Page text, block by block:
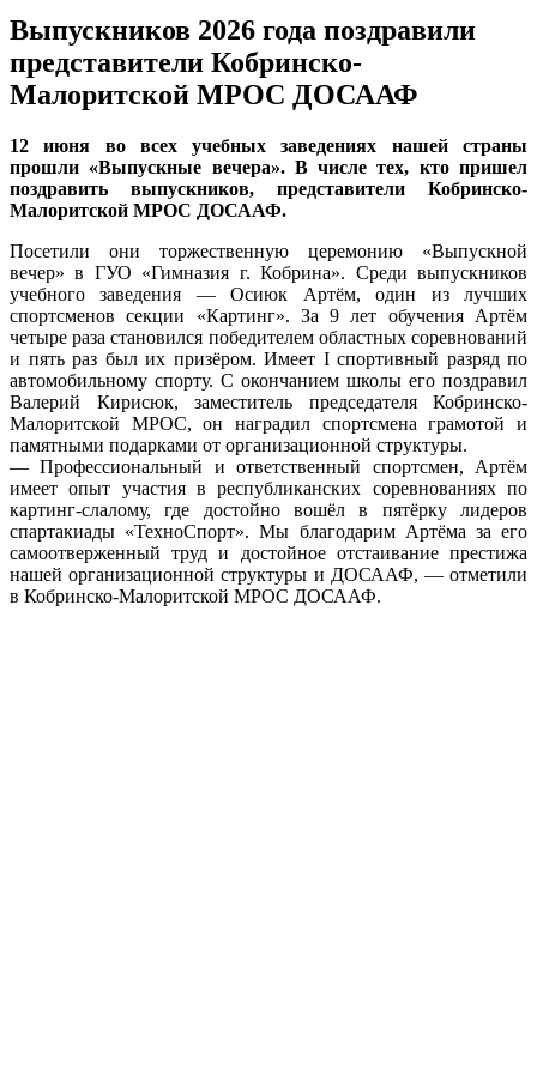
Выпускников 2026 года поздравили
представители Кобринско-
Малоритской МРОС ДОСААФ
12 июня во всех учебных заведениях нашей страны
прошли «Выпускные вечера». В числе тех, кто пришел
поздравить выпускников, представители Кобринско-
Малоритской МРОС ДОСААФ.
Посетили они торжественную церемонию «Выпускной
вечер» в ГУО «Гимназия г. Кобрина». Среди выпускников
учебного заведения — Осиюк Артём, один из лучших
спортсменов секции «Картинг». За 9 лет обучения Артём
четыре раза становился победителем областных соревнований
и пять раз был их призёром. Имеет I спортивный разряд по
автомобильному спорту. С окончанием школы его поздравил
Валерий Кирисюк, заместитель председателя Кобринско-
Малоритской МРОС, он наградил спортсмена грамотой и
памятными подарками от организационной структуры.
— Профессиональный и ответственный спортсмен, Артём
имеет опыт участия в республиканских соревнованиях по
картинг-слалому, где достойно вошёл в пятёрку лидеров
спартакиады «ТехноСпорт». Мы благодарим Артёма за его
самоотверженный труд и достойное отстаивание престижа
нашей организационной структуры и ДОСААФ, — отметили
в Кобринско-Малоритской МРОС ДОСААФ.